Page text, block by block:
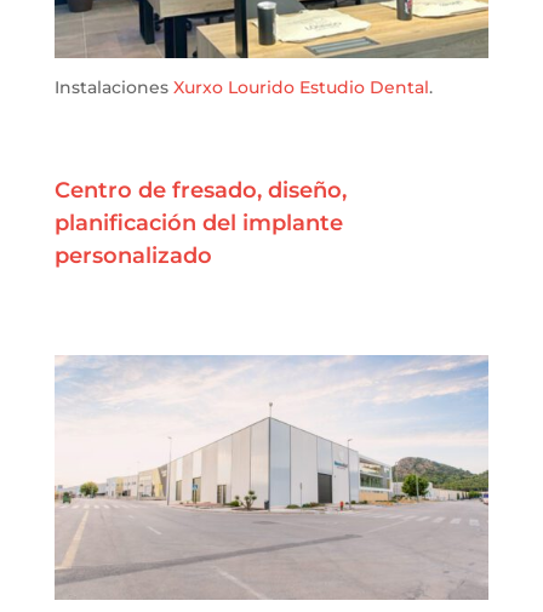
Instalaciones Xurxo Lourido Estudio Dental.
Centro de fresado, diseño,
planificación del implante
personalizado